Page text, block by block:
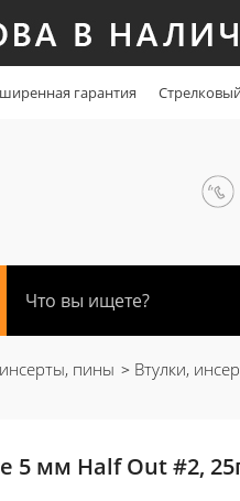
гарантия
пины Втулки,
5 мм Half Out #2,